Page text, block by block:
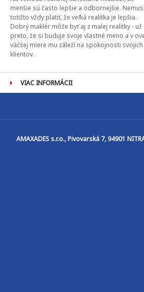
menšie sú často lepšie a odbornejšie.
totižto vždy platiť, že veľká realitka je lepšia.
Dobrý maklér môže byť aj z malej realitky - už
preto, že si buduje svoje vlastné meno a v
väčšej miere mu záleží na spokojnosti svojich
klientov.
VIAC INFORMÁCII
AMAXADES s.r.o., Pivovarská 7, 94901